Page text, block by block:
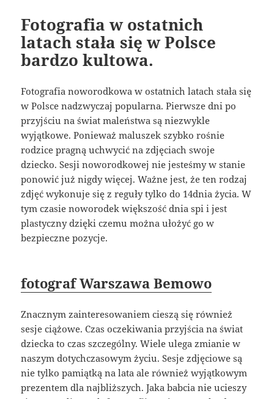
Fotografia w ostatnich
latach stała się w Polsce
bardzo kultowa.
Fotografia noworodkowa w ostatnich latach stała się
w Polsce nadzwyczaj popularna. Pierwsze dni po
przyjściu na świat maleństwa są niezwykle
wyjątkowe. Ponieważ maluszek szybko rośnie
rodzice pragną uchwycić na zdjęciach swoje
dziecko. Sesji noworodkowej nie jesteśmy w stanie
ponowić już nigdy więcej. Ważne jest, że ten rodzaj
zdjęć wykonuje się z reguły tylko do 14dnia życia. W
tym czasie noworodek większość dnia spi i jest
plastyczny dzięki czemu można ułożyć go w
bezpieczne pozycje.
fotograf Warszawa Bemowo
Znacznym zainteresowaniem cieszą się również
sesje ciążowe. Czas oczekiwania przyjścia na świat
dziecka to czas szczególny. Wiele ulega zmianie w
naszym dotychczasowym życiu. Sesje zdjęciowe są
nie tylko pamiątką na lata ale również wyjątkowym
prezentem dla najbliższych. Jaka babcia nie ucieszy